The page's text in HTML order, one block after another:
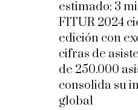
estimado: 3
FITUR 2024
edición con
cifras de
de 250.000
consolida su
global